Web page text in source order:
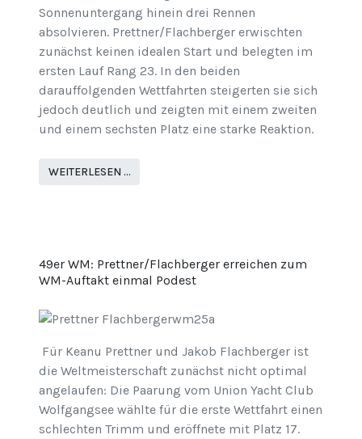
Sonnenuntergang hinein drei Rennen
absolvieren. Prettner/Flachberger erwischten
zunächst keinen idealen Start und belegten im
ersten Lauf Rang 23. In den beiden
darauffolgenden Wettfahrten steigerten sie sich
jedoch deutlich und zeigten mit einem zweiten
und einem sechsten Platz eine starke Reaktion.
WEITERLESEN …
49er WM: Prettner/Flachberger erreichen zum
WM-Auftakt einmal Podest
Für Keanu Prettner und Jakob Flachberger ist
die Weltmeisterschaft zunächst nicht optimal
angelaufen: Die Paarung vom Union Yacht Club
Wolfgangsee wählte für die erste Wettfahrt einen
schlechten Trimm und eröffnete mit Platz 17.